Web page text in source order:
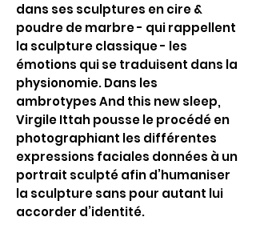
dans ses sculptures en cire &
poudre de marbre - qui rappellent
la sculpture classique - les
émotions qui se traduisent dans la
physionomie. Dans les
ambrotypes And this new sleep,
Virgile Ittah pousse le procédé en
photographiant les différentes
expressions faciales données à un
portrait sculpté afin d’humaniser
la sculpture sans pour autant lui
accorder d’identité.